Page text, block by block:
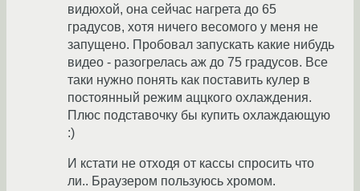
видюхой, она сейчас нагрета до 65
градусов, хотя ничего весомого у меня не
запущено. Пробовал запускать какие нибудь
видео - разогрелась аж до 75 градусов. Все
таки нужно понять как поставить кулер в
постоянный режим аццкого охлаждения.
Плюс подставочку бы купить охлаждающую
:)
И кстати не отходя от кассы спросить что
ли.. Браузером пользуюсь хромом.